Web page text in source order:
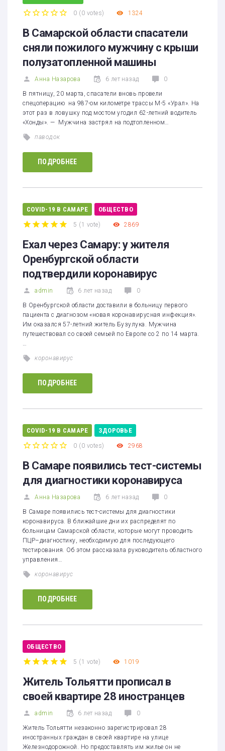
0 (0 votes) 1324
В Самарской области спасатели
сняли пожилого мужчину с крыши
полузатопленной машины
Анна Назарова 6 лет назад 0
В пятницу, 20 марта, спасатели вновь провели
спецоперацию на 987-ом километре трассы М-5 «Урал». На
этот раз в ловушку под мостом угодил 62-летний водитель
«Хонды». — Мужчина застрял на подтопленном…
паводок
ПОДРОБНЕЕ
COVID-19 В САМАРЕ ОБЩЕСТВО
5 (1 vote) 2869
Ехал через Самару: у жителя
Оренбургской области
подтвердили коронавирус
admin 6 лет назад 0
В Оренбургской области доставили в больницу первого
пациента с диагнозом «новая коронавирусная инфекция».
Им оказался 57-летний житель Бузулука. Мужчина
путешествовал со своей семьей по Европе со 2 по 14 марта.
коронавирус
ПОДРОБНЕЕ
COVID-19 В САМАРЕ ЗДОРОВЬЕ
0 (0 votes) 2968
В Самаре появились тест-системы
для диагностики коронавируса
Анна Назарова 6 лет назад 0
В Самаре появились тест-системы для диагностики
коронавируса. В ближайшие дни их распределят по
больницам Самарской области, которые могут проводить
ПЦР–диагностику, необходимую для последующего
тестирования. Об этом рассказала руководитель областного
управления…
коронавирус
ПОДРОБНЕЕ
ОБЩЕСТВО
5 (1 vote) 1019
Житель Тольятти прописал в
своей квартире 28 иностранцев
admin 6 лет назад 0
Житель Тольятти незаконно зарегистрировал 28
иностранных граждан в своей квартире на улице
Железнодорожной. Но предоставлять им жилье он не